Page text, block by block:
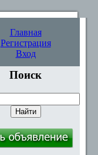
Главная
Регистрация
Вход
Поиск